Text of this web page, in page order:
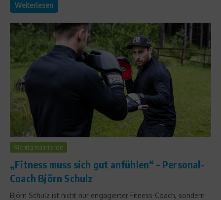
Weiterlesen
Richtig trainieren
„Fitness muss sich gut anfühlen“ – Personal-
Coach Björn Schulz
Björn Schulz ist nicht nur engagierter Fitness-Coach, sondern